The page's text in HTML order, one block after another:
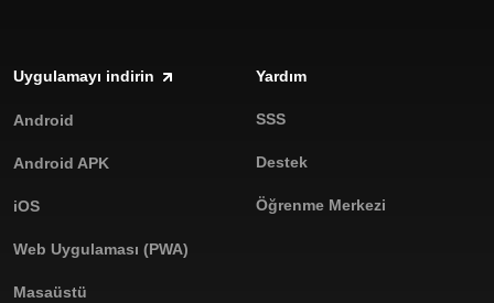
Uygulamayı indirin
Android
Android APK
iOS
Web Uygulaması (PWA)
Masaüstü
Yardım
SSS
Destek
Öğrenme Merkezi